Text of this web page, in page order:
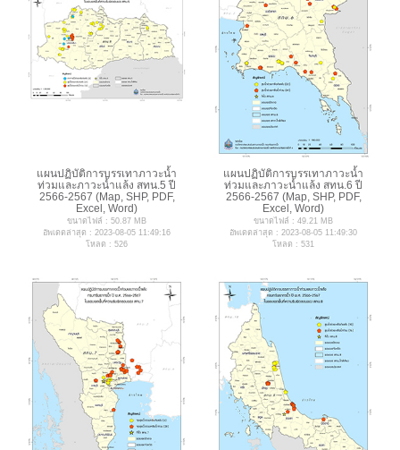
แผนปฏิบัติการบรรเทาภาวะน้ำ
ท่วมและภาวะน้ำแล้ง สทน.5 ปี
2566-2567 (Map, SHP, PDF,
Excel, Word)
ขนาดไฟล์ : 50.87 MB
อัพเดตล่าสุด : 2023-08-05 11:49:16
โหลด : 526
แผนปฏิบัติการบรรเทาภาวะน้ำ
ท่วมและภาวะน้ำแล้ง สทน.6 ปี
2566-2567 (Map, SHP, PDF,
Excel, Word)
ขนาดไฟล์ : 49.21 MB
อัพเดตล่าสุด : 2023-08-05 11:49:30
โหลด : 531